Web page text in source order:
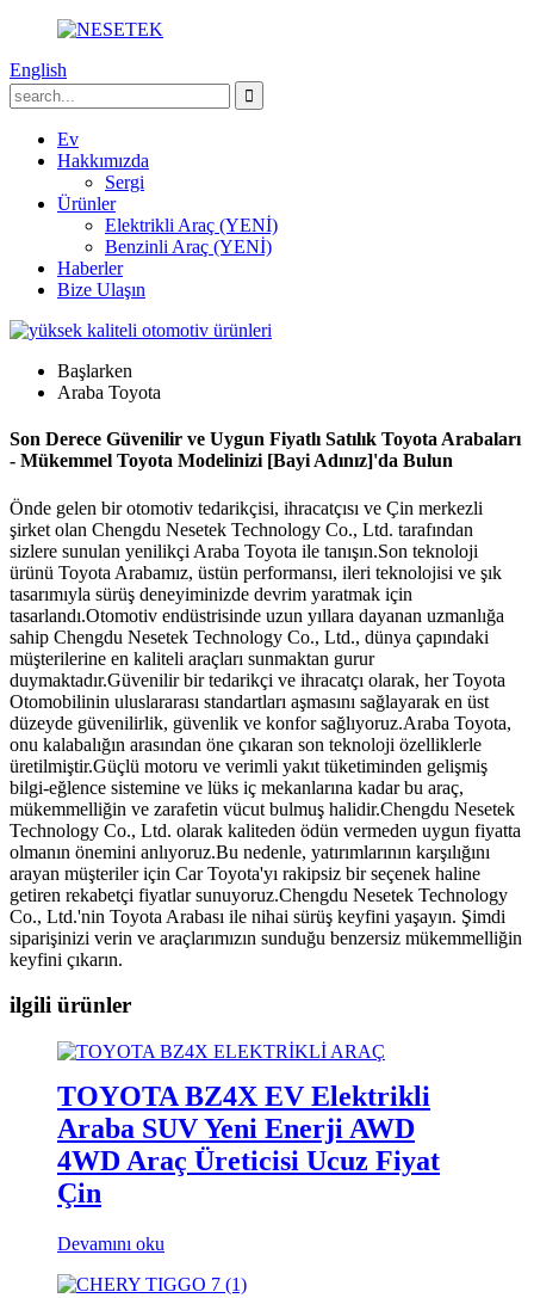
English
Ev
Hakkımızda
Sergi
Ürünler
Elektrikli Araç (YENİ)
Benzinli Araç (YENİ)
Haberler
Bize Ulaşın
Başlarken
Araba Toyota
Son Derece Güvenilir ve Uygun Fiyatlı Satılık Toyota Arabaları
- Mükemmel Toyota Modelinizi [Bayi Adınız]'da Bulun
Önde gelen bir otomotiv tedarikçisi, ihracatçısı ve Çin merkezli
şirket olan Chengdu Nesetek Technology Co., Ltd. tarafından
sizlere sunulan yenilikçi Araba Toyota ile tanışın.Son teknoloji
ürünü Toyota Arabamız, üstün performansı, ileri teknolojisi ve şık
tasarımıyla sürüş deneyiminizde devrim yaratmak için
tasarlandı.Otomotiv endüstrisinde uzun yıllara dayanan uzmanlığa
sahip Chengdu Nesetek Technology Co., Ltd., dünya çapındaki
müşterilerine en kaliteli araçları sunmaktan gurur
duymaktadır.Güvenilir bir tedarikçi ve ihracatçı olarak, her Toyota
Otomobilinin uluslararası standartları aşmasını sağlayarak en üst
düzeyde güvenilirlik, güvenlik ve konfor sağlıyoruz.Araba Toyota,
onu kalabalığın arasından öne çıkaran son teknoloji özelliklerle
üretilmiştir.Güçlü motoru ve verimli yakıt tüketiminden gelişmiş
bilgi-eğlence sistemine ve lüks iç mekanlarına kadar bu araç,
mükemmelliğin ve zarafetin vücut bulmuş halidir.Chengdu Nesetek
Technology Co., Ltd. olarak kaliteden ödün vermeden uygun fiyatta
olmanın önemini anlıyoruz.Bu nedenle, yatırımlarının karşılığını
arayan müşteriler için Car Toyota'yı rakipsiz bir seçenek haline
getiren rekabetçi fiyatlar sunuyoruz.Chengdu Nesetek Technology
Co., Ltd.'nin Toyota Arabası ile nihai sürüş keyfini yaşayın. Şimdi
siparişinizi verin ve araçlarımızın sunduğu benzersiz mükemmelliğin
keyfini çıkarın.
ilgili ürünler
TOYOTA BZ4X EV Elektrikli
Araba SUV Yeni Enerji AWD
4WD Araç Üreticisi Ucuz Fiyat
Çin
Devamını oku